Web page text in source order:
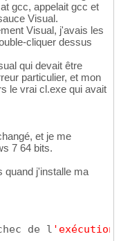
gcc, appelait gcc et
Visual.
Visual, j'avais les
cliquer dessus
qui devait être
particulier, et mon
le vrai cl.exe qui avait
et je me
7 64 bits.
quand j'installe ma
de l 'exécution